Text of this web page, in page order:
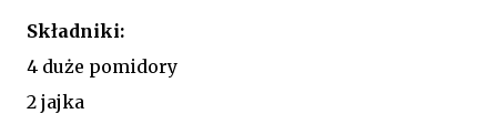
Składniki:
4 duże pomidory
2 jajka